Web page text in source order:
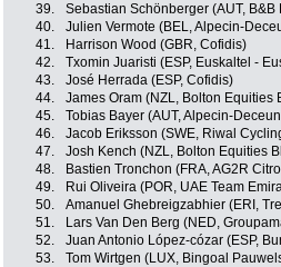
39.
Sebastian Schönberger (AUT, B&B
40.
Julien Vermote (BEL, Alpecin-
41.
Harrison Wood (GBR, Cofidis)
42.
Txomin Juaristi (ESP, Euskaltel -
43.
José Herrada (ESP, Cofidis)
44.
James Oram (NZL, Bolton Equities
45.
Tobias Bayer (AUT, Alpecin-
46.
Jacob Eriksson (SWE, Riwal
47.
Josh Kench (NZL, Bolton Equities
48.
Bastien Tronchon (FRA, AG2R
49.
Rui Oliveira (POR, UAE Team
50.
Amanuel Ghebreigzabhier (ERI,
51.
Lars Van Den Berg (NED,
52.
Juan Antonio López-cózar (ESP,
53.
Tom Wirtgen (LUX, Bingoal